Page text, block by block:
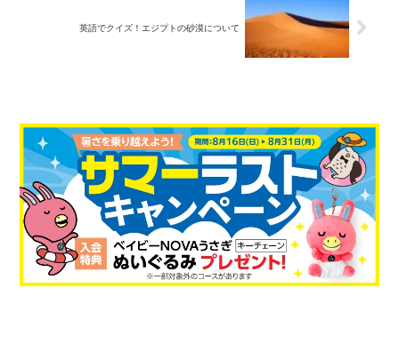
英語でクイズ！エジプトの砂漠について